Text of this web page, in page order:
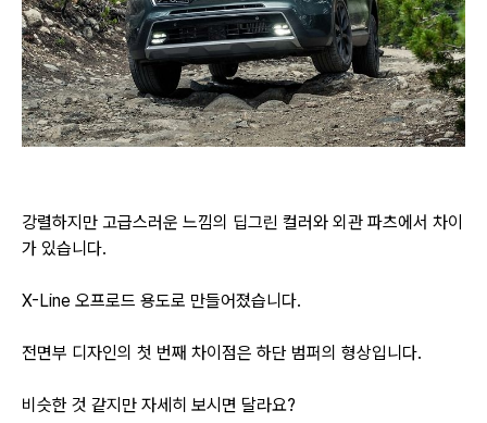
강렬하지만 고급스러운 느낌의 딥그린 컬러와 외관 파츠에서 차이
가 있습니다.
X-Line 오프로드 용도로 만들어졌습니다.
전면부 디자인의 첫 번째 차이점은 하단 범퍼의 형상입니다.
비슷한 것 같지만 자세히 보시면 달라요?